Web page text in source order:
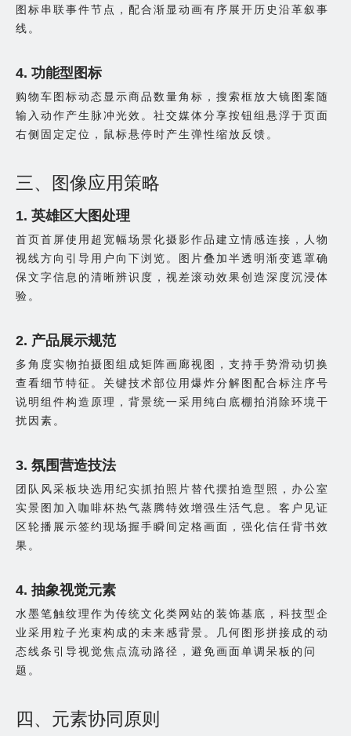
图标串联事件节点，配合渐显动画有序展开历史沿革叙事
线。
4. 功能型图标
购物车图标动态显示商品数量角标，搜索框放大镜图案随
输入动作产生脉冲光效。社交媒体分享按钮组悬浮于页面
右侧固定定位，鼠标悬停时产生弹性缩放反馈。
三、图像应用策略
1. 英雄区大图处理
首页首屏使用超宽幅场景化摄影作品建立情感连接，人物
视线方向引导用户向下浏览。图片叠加半透明渐变遮罩确
保文字信息的清晰辨识度，视差滚动效果创造深度沉浸体
验。
2. 产品展示规范
多角度实物拍摄图组成矩阵画廊视图，支持手势滑动切换
查看细节特征。关键技术部位用爆炸分解图配合标注序号
说明组件构造原理，背景统一采用纯白底棚拍消除环境干
扰因素。
3. 氛围营造技法
团队风采板块选用纪实抓拍照片替代摆拍造型照，办公室
实景图加入咖啡杯热气蒸腾特效增强生活气息。客户见证
区轮播展示签约现场握手瞬间定格画面，强化信任背书效
果。
4. 抽象视觉元素
水墨笔触纹理作为传统文化类网站的装饰基底，科技型企
业采用粒子光束构成的未来感背景。几何图形拼接成的动
态线条引导视觉焦点流动路径，避免画面单调呆板的问
题。
四、元素协同原则